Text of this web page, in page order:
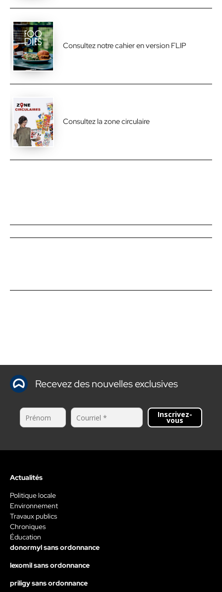
Consultez notre cahier en version FLIP
Consultez la zone circulaire
Recevez des nouvelles exclusives
Inscrivez-
vous
Actualités
Politique locale
Environnement
Travaux publics
Chroniques
Éducation
donormyl sans ordonnance
lexomil sans ordonnance
priligy sans ordonnance